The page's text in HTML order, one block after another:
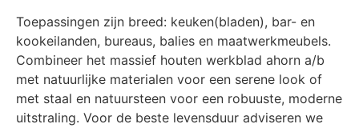
Toepassingen zijn breed: keuken(bladen), bar- en
kookeilanden, bureaus, balies en maatwerkmeubels.
Combineer het massief houten werkblad ahorn a/b
met natuurlijke materialen voor een serene look of
met staal en natuursteen voor een robuuste, moderne
uitstraling. Voor de beste levensduur adviseren we